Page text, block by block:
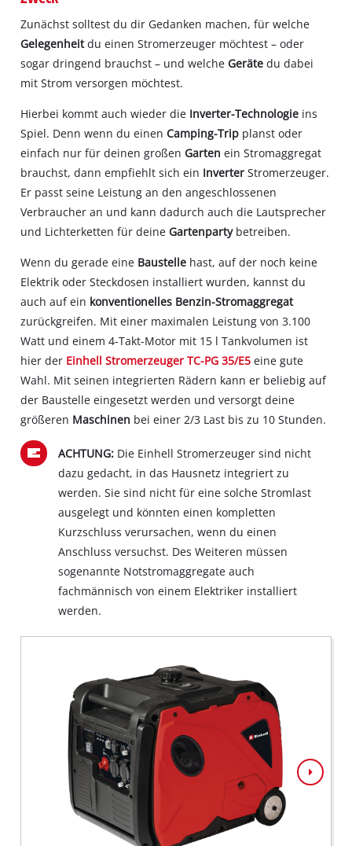
Zunächst solltest du dir Gedanken machen, für welche
Gelegenheitdu einen Stromerzeuger möchtest – oder
sogar dringend brauchst – und welcheGerätedu dabei
mit Strom versorgen möchtest.
Hierbei kommt auch wieder die Inverter-Technologie ins
Spiel. Denn wenn du einenCamping-Trip planst oder
einfach nur für deinen großenGartenein Stromaggregat
brauchst, dann empfiehlt sich ein InverterStromerzeuger.
Er passt seine Leistung an den angeschlossenen
Verbraucher an und kann dadurch auch die Lautsprecher
und Lichterketten für deineGartenparty betreiben.
Wenn du gerade eine Baustelle hast, auf der noch keine
Elektrik oder Steckdosen installiert wurden, kannst du
auch auf ein konventionelles Benzin-Stromaggregat
zurückgreifen. Mit einer maximalen Leistung von 3.100
Watt und einem 4-Takt-Motor mit 15 l Tankvolumen ist
hier der Einhell Stromerzeuger TC-PG 35/E5 eine gute
Wahl. Mit seinen integrierten Rädern kann er beliebig auf
der Baustelle eingesetzt werden und versorgt deine
größeren Maschinen bei einer 2/3 Last bis zu 10 Stunden.
ACHTUNG:Die Einhell Stromerzeuger sind nicht
dazu gedacht, in das Hausnetz integriert zu
werden. Sie sind nicht für eine solche Stromlast
ausgelegt und könnten einen kompletten
Kurzschluss verursachen, wenn du einen
Anschluss versuchst. Des Weiteren müssen
sogenannte Notstromaggregate auch
fachmännisch von einem Elektriker installiert
werden.